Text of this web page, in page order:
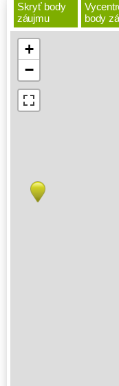
Skryť body
záujmu
body
+
−